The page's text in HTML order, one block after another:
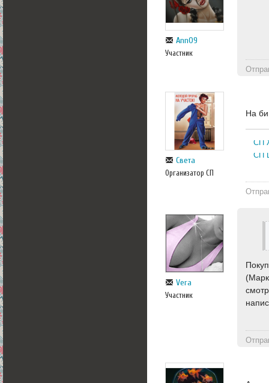
Ann09
Участник
Света
Организатор СП
На
СП
СП
Vera
Участник